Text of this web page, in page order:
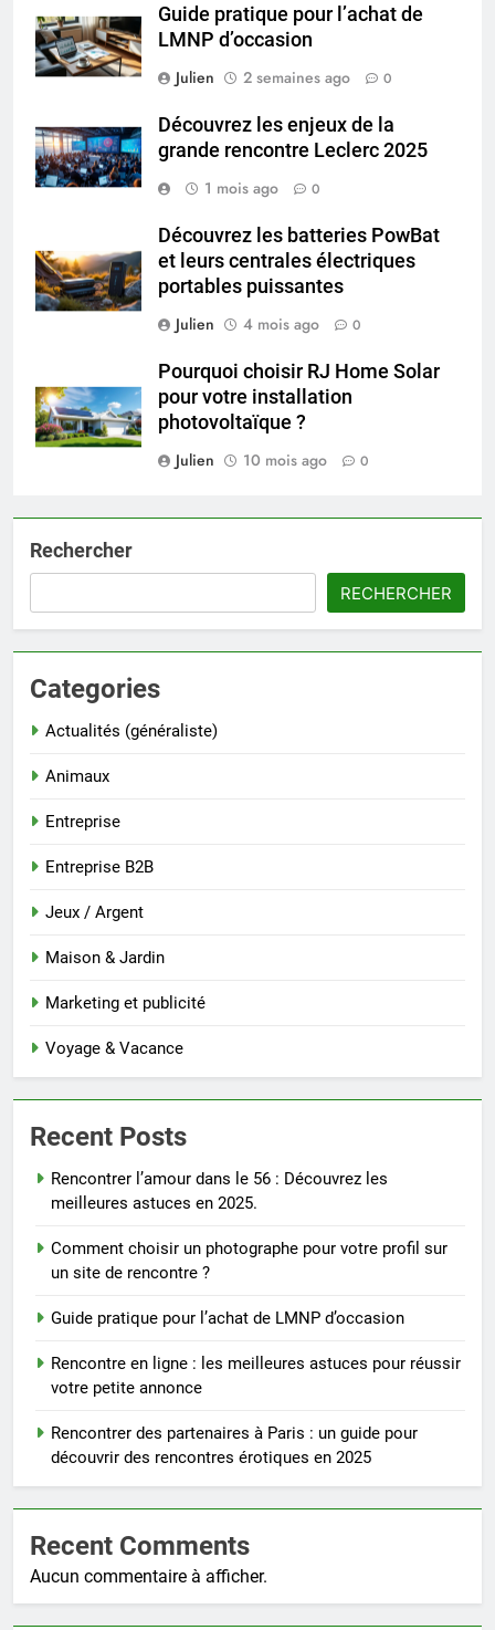
Guide pratique pour l’achat de
LMNP d’occasion
Julien
2 semaines ago 0
Découvrez les enjeux de la
grande rencontre Leclerc 2025
1 mois ago
0
Découvrez les batteries PowBat
et leurs centrales électriques
portables puissantes
Julien
4 mois ago 0
Pourquoi choisir RJ Home Solar
pour votre installation
photovoltaïque ?
Julien
10 mois ago 0
Rechercher
RECHERCHER
Categories
Actualités (généraliste)
Animaux
Entreprise
Entreprise B2B
Jeux / Argent
Maison & Jardin
Marketing et publicité
Voyage & Vacance
Recent Posts
Rencontrer l’amour dans le 56 : Découvrez les
meilleures astuces en 2025.
Comment choisir un photographe pour votre profil sur
un site de rencontre ?
Guide pratique pour l’achat de LMNP d’occasion
Rencontre en ligne : les meilleures astuces pour réussir
votre petite annonce
Rencontrer des partenaires à Paris : un guide pour
découvrir des rencontres érotiques en 2025
Recent Comments
Aucun commentaire à afficher.